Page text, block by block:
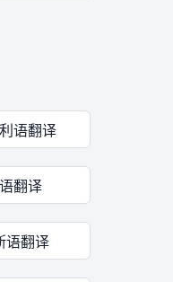
语翻译
翻译
语翻译